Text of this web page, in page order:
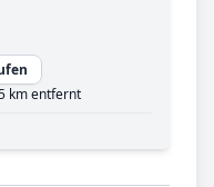
km entfernt